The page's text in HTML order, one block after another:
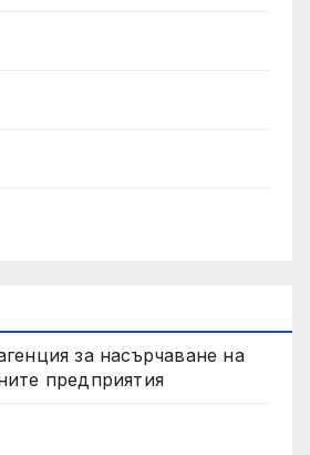
за насърчаване на
предприятия